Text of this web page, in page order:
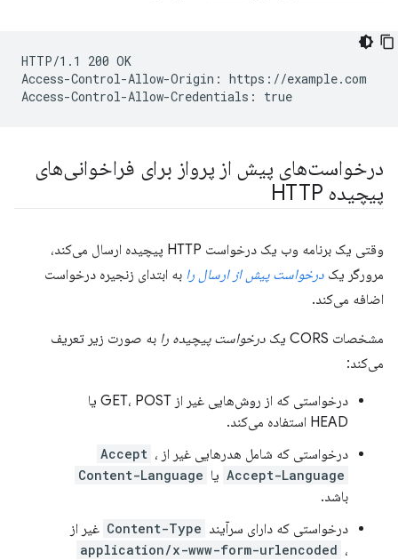
HTTP/1.1 200 OK
Access-Control-Allow-Origin: https://example.com
درخواست‌های پیش از پرواز برای فراخوانی‌های
پیچیده HTTP
وقتی یک برنامه وب یک درخواست HTTP پیچیده ارسال می‌کند،
مرورگر یک درخواست پیش از ارسال را به ابتدای زنجیره درخواست
اضافه می‌کند.
مشخصات CORS یک درخواست پیچیده را به صورت زیر تعریف
می‌کند:
درخواستی که از روش‌هایی غیر از GET، POST یا
HEAD استفاده می‌کند.
درخواستی که شامل هدرهایی غیر از
Accept ،
Accept-Language یا Content-Language
باشد.
درخواستی که دارای سرآیند Content-Type غیر از
application/x-www-form-urlencoded ،